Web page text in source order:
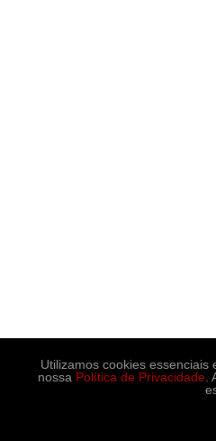
Utilizamos cookies
nossa Política de Privacidade